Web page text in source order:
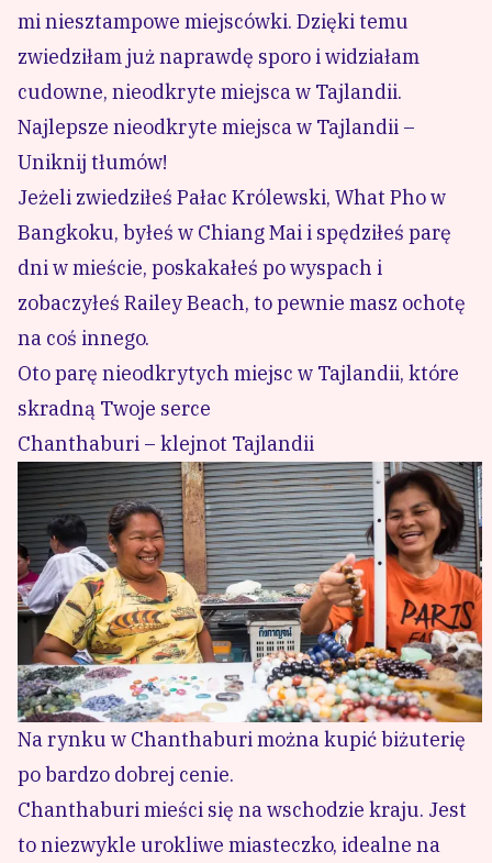
mi niesztampowe miejscówki. Dzięki temu
zwiedziłam już naprawdę sporo i widziałam
cudowne, nieodkryte miejsca w Tajlandii.
Najlepsze nieodkryte miejsca w Tajlandii –
Uniknij tłumów!
Jeżeli zwiedziłeś Pałac Królewski, What Pho w
Bangkoku, byłeś w Chiang Mai i spędziłeś parę
dni w mieście, poskakałeś po wyspach i
zobaczyłeś Railey Beach, to pewnie masz ochotę
na coś innego.
Oto parę nieodkrytych miejsc w Tajlandii, które
skradną Twoje serce
Chanthaburi – klejnot Tajlandii
Na rynku w Chanthaburi można kupić biżuterię
po bardzo dobrej cenie.
Chanthaburi mieści się na wschodzie kraju. Jest
to niezwykle urokliwe miasteczko, idealne na